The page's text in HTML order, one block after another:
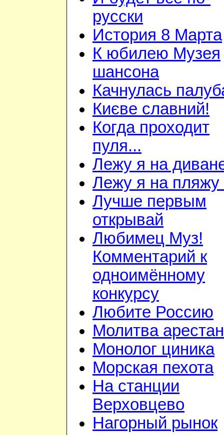
русски
История 8 Марта
К юбилею Музея
шансона
Качнулась
Києве славний!
Когда проходит
пуля...
Лежу я на
Лежу я на пляжу
Лучше первым
открывай
Любимец Муз!
Комментарий к
одноимённому
конкурсу
Любите Россию
Молитва
Монолог циника
Морская пехота
На станции
Верховцево
Нагорный рынок